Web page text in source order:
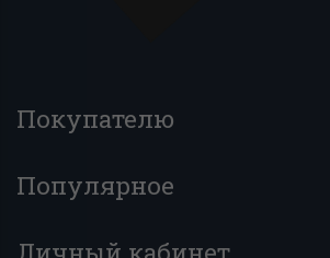
Покупателю
Популярное
Личный кабинет